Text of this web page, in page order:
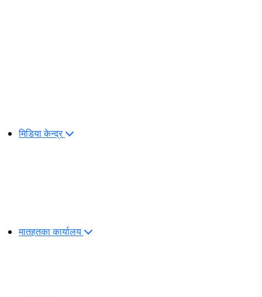
मिडिया केन्द्र
मातहतका कार्यालय